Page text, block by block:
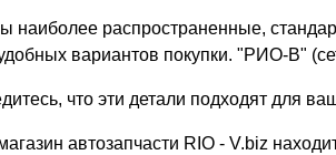
наиболее распространенные,
вариантов покупки. "РИО-В"
что эти детали подходят для
автозапчасти RIO - V.biz